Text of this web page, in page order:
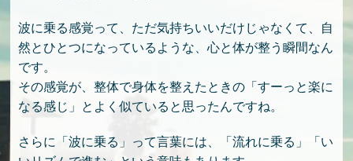
波に乗る感覚って、ただ気持ちいいだけじゃなくて、 自
然とひとつになっているような、心と体が整う瞬間なん
です。
その感覚が、整体で身体を整えたときの「すーっと楽に
なる感じ」とよく似ていると思ったんですね。
さらに「波に乗る」って言葉には、
「流れに乗る」「い